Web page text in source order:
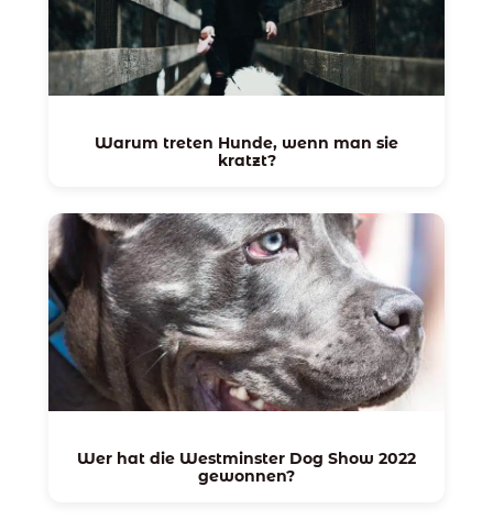
Warum treten Hunde, wenn man sie
kratzt?
Wer hat die Westminster Dog Show 2022
gewonnen?